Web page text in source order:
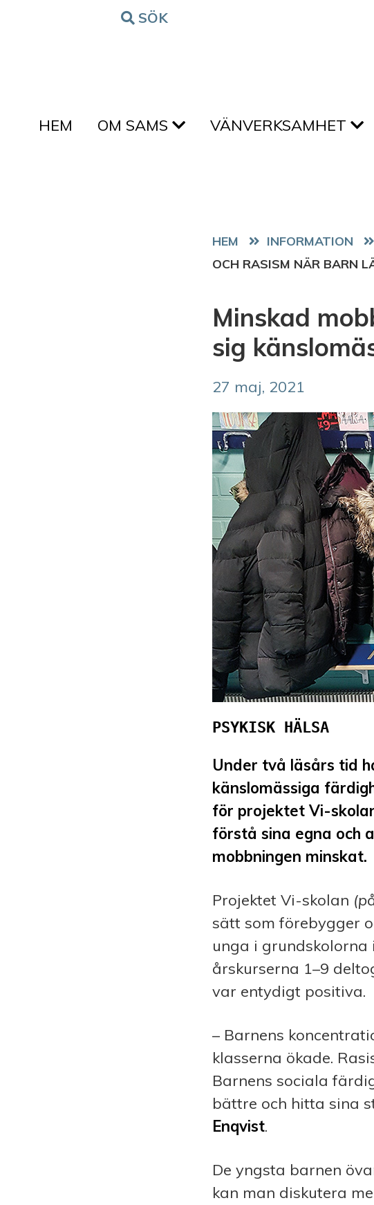
Hoppa till innehålletSÖK
HEM OM SAMS VÄNVERKSAMHET
HEM
OCH RASISM NÄR BARN
Minskad
sig
27 maj, 2021
Under två läsårs tid
känslo­mässiga
för projektet Vi-
förstå sina egna och
mobbningen minskat.
Projektet Vi-skolan
sätt som förebygger
unga i grundskolorna
årskurserna 1–9
var entydigt positiva.
– Barnens
klasserna ökade.
Barnens sociala
bättre och hitta sina
Enqvist.
De yngsta barnen
kan man diskutera